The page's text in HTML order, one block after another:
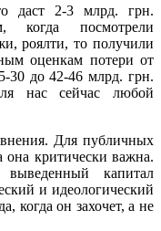
даст 2-3 млрд. грн.
когда посмотрели
роялти, то получили
оценкам потери от
30 до 42-46 млрд. грн.
нас сейчас любой
Для публичных
критически важна.
капитал
и идеологический
когда он захочет, а не